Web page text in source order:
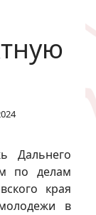
Дальнего
по делам
края
в